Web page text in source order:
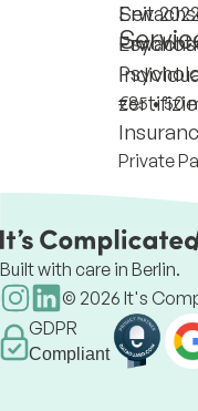
Seit
€85 •50
Private
Built with care in Berlin.
© 2026 It's
GDPR
Compliant